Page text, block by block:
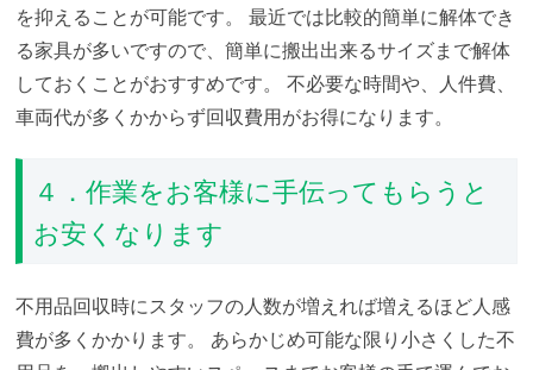
を抑えることが可能です。
最近では比較的簡単に解体でき
る家具が多いですので、簡単に搬出出来るサイズまで解体
しておくことがおすすめです。
不必要な時間や、人件費、
車両代が多くかからず回収費用がお得になります。
４．作業をお客様に手伝ってもらうと
お安くなります
不用品回収時にスタッフの人数が増えれば増えるほど人感
費が多くかかります。
あらかじめ可能な限り小さくした不